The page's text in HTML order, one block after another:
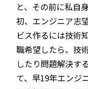
と、その前に私自
初、エンジニア志
ビス作るには技術
職希望したら、技
したり問題解決す
て、早19年エンジ